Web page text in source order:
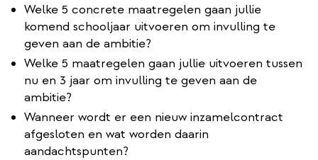
Welke 5 concrete maatregelen gaan jullie
komend schooljaar uitvoeren om invulling te
geven aan de ambitie?
Welke 5 maatregelen gaan jullie uitvoeren tussen
nu en 3 jaar om invulling te geven aan de
ambitie?
Wanneer wordt er een nieuw inzamelcontract
afgesloten en wat worden daarin
aandachtspunten?